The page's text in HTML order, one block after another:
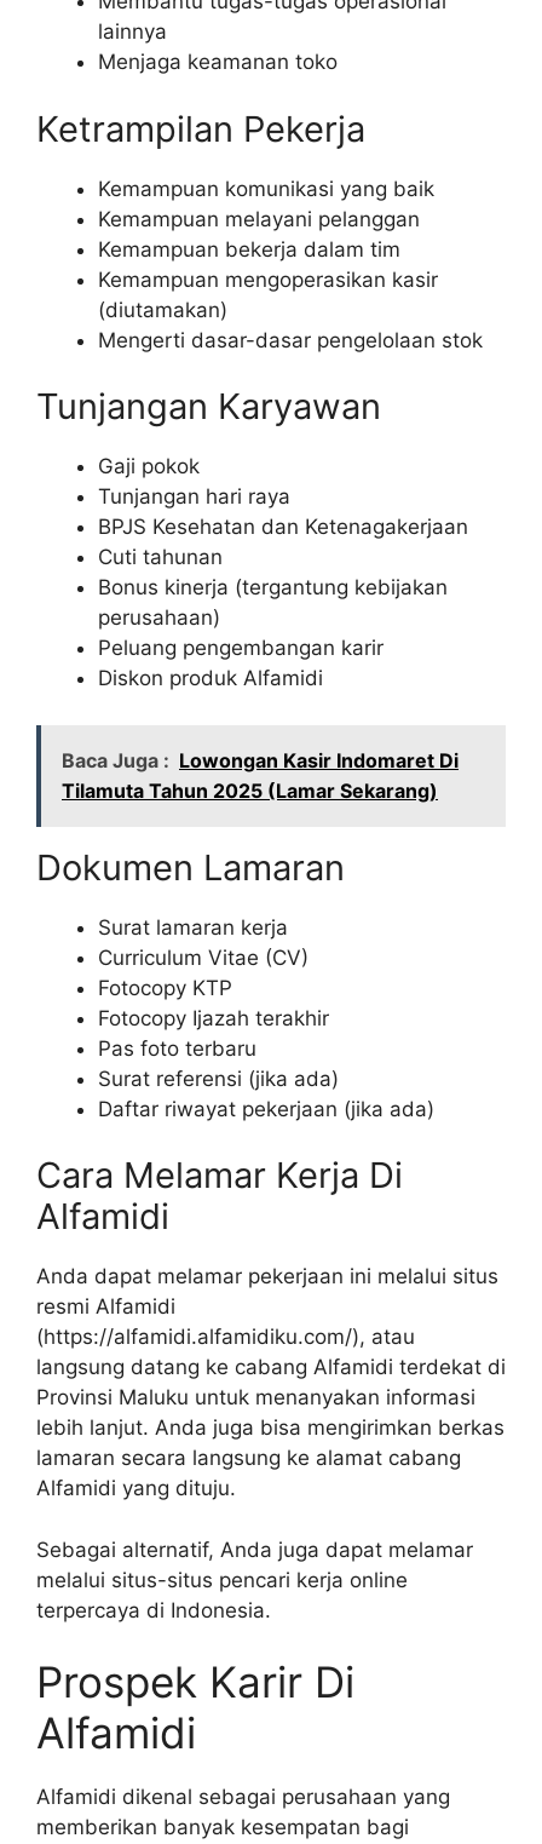
lainnya
Menjaga keamanan toko
Ketrampilan Pekerja
Kemampuan komunikasi yang baik
Kemampuan melayani pelanggan
Kemampuan bekerja dalam tim
Kemampuan mengoperasikan kasir
(diutamakan)
Mengerti dasar-dasar pengelolaan stok
Tunjangan Karyawan
Gaji pokok
Tunjangan hari raya
BPJS Kesehatan dan Ketenagakerjaan
Cuti tahunan
Bonus kinerja (tergantung kebijakan
perusahaan)
Peluang pengembangan karir
Diskon produk Alfamidi
Baca Juga : Lowongan Kasir Indomaret Di
Tilamuta Tahun 2025 (Lamar Sekarang)
Dokumen Lamaran
Surat lamaran kerja
Curriculum Vitae (CV)
Fotocopy KTP
Fotocopy Ijazah terakhir
Pas foto terbaru
Surat referensi (jika ada)
Daftar riwayat pekerjaan (jika ada)
Cara Melamar Kerja Di
Alfamidi
Anda dapat melamar pekerjaan ini melalui situs
resmi Alfamidi
(https://alfamidi.alfamidiku.com/), atau
langsung datang ke cabang Alfamidi terdekat di
Provinsi Maluku untuk menanyakan informasi
lebih lanjut. Anda juga bisa mengirimkan berkas
lamaran secara langsung ke alamat cabang
Alfamidi yang dituju.
Sebagai alternatif, Anda juga dapat melamar
melalui situs-situs pencari kerja online
terpercaya di Indonesia.
Prospek Karir Di
Alfamidi
Alfamidi dikenal sebagai perusahaan yang
memberikan banyak kesempatan bagi